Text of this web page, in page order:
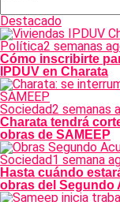
Destacado
Política2 semanas
Cómo inscribirte
IPDUV en Charata
Sociedad2 semanas
Charata tendrá
obras de SAMEEP
Sociedad1 semana
Hasta cuándo
obras del Segundo